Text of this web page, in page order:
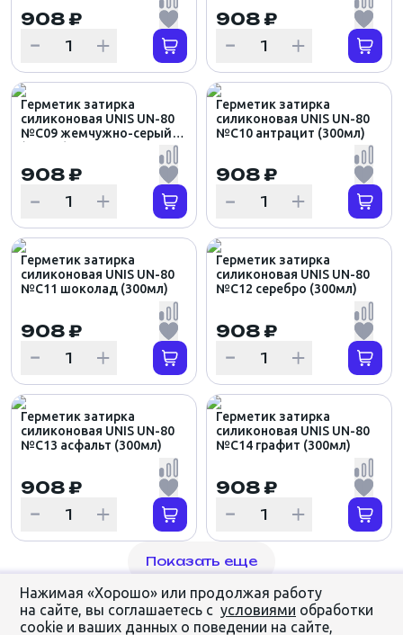
908 ₽ 908 ₽
Герметик затирка
силиконовая UNIS UN-80
№С09 жемчужно-серый
908 ₽
Герметик затирка
силиконовая UNIS UN-80
№С10 антрацит (300мл)
908 ₽
Герметик затирка
силиконовая UNIS UN-80
№С11 шоколад (300мл)
908 ₽
Герметик затирка
силиконовая UNIS UN-80
№С12 серебро (300мл)
908 ₽
Герметик затирка
силиконовая UNIS UN-80
№С13 асфальт (300мл)
908 ₽
Герметик затирка
силиконовая UNIS UN-80
№С14 графит (300мл)
908 ₽
Показать еще
1 2 3 …104
Нажимая «Хорошо» или продолжая работу
на сайте, вы соглашаетесь с условиями обработки
cookie и ваших данных о поведении на сайте,